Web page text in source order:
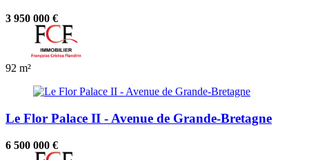
3 950 000 €
92 m²
Le Flor Palace II - Avenue de Grande-Bretagne
6 500 000 €